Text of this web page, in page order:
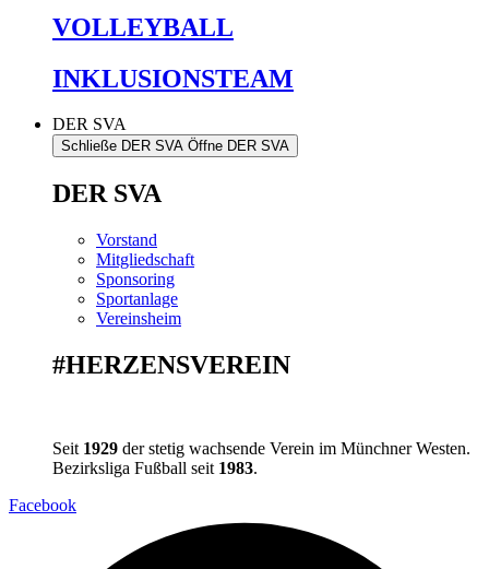
VOLLEYBALL
INKLUSIONSTEAM
DER SVA
Schließe DER SVA Öffne DER SVA
DER SVA
Vorstand
Mitgliedschaft
Sponsoring
Sportanlage
Vereinsheim
#HERZENSVEREIN
Seit 1929 der stetig wachsende Verein im Münchner Westen.
Bezirksliga Fußball seit 1983.
Facebook